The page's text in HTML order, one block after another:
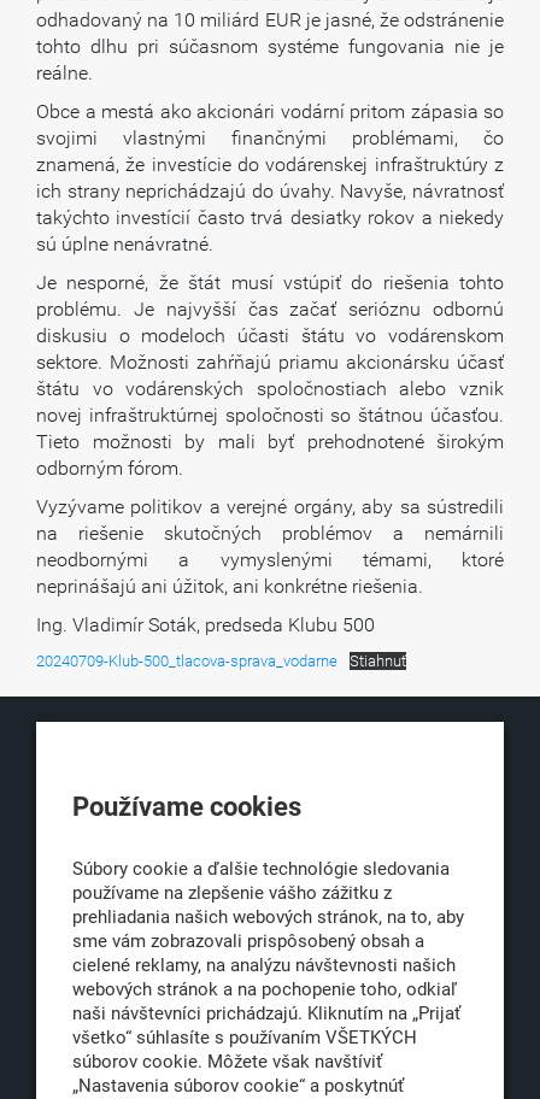
odhadovaný na 10 miliárd EUR je jasné, že odstránenie
tohto dlhu pri súčasnom systéme fungovania nie je
reálne.
Obce a mestá ako akcionári vodární pritom zápasia so
svojimi vlastnými finančnými problémami, čo
znamená, že investície do vodárenskej infraštruktúry z
ich strany neprichádzajú do úvahy. Navyše, návratnosť
takýchto investícií často trvá desiatky rokov a niekedy
sú úplne nenávratné.
Je nesporné, že štát musí vstúpiť do riešenia tohto
problému. Je najvyšší čas začať serióznu odbornú
diskusiu o modeloch účasti štátu vo vodárenskom
sektore. Možnosti zahŕňajú priamu akcionársku účasť
štátu vo vodárenských spoločnostiach alebo vznik
novej infraštruktúrnej spoločnosti so štátnou účasťou.
Tieto možnosti by mali byť prehodnotené širokým
odborným fórom.
Vyzývame politikov a verejné orgány, aby sa sústredili
na riešenie skutočných problémov a nemárnili
neodbornými a vymyslenými témami, ktoré
neprinášajú ani úžitok, ani konkrétne riešenia.
Ing. Vladimír Soták, predseda Klubu 500
20240709-Klub-500_tlacova-sprava_vodarne Stiahnuť
Obchodná 6
office@klub500.sk
+421 2 54 646 464
www.klub500.sk
Používame cookies
Súbory cookie a ďalšie technológie sledovania
používame na zlepšenie vášho zážitku z
prehliadania našich webových stránok, na to, aby
sme vám zobrazovali prispôsobený obsah a
cielené reklamy, na analýzu návštevnosti našich
webových stránok a na pochopenie toho, odkiaľ
naši návštevníci prichádzajú. Kliknutím na „Prijať
všetko“ súhlasíte s používaním VŠETKÝCH
súborov cookie. Môžete však navštíviť
„Nastavenia súborov cookie“ a poskytnúť